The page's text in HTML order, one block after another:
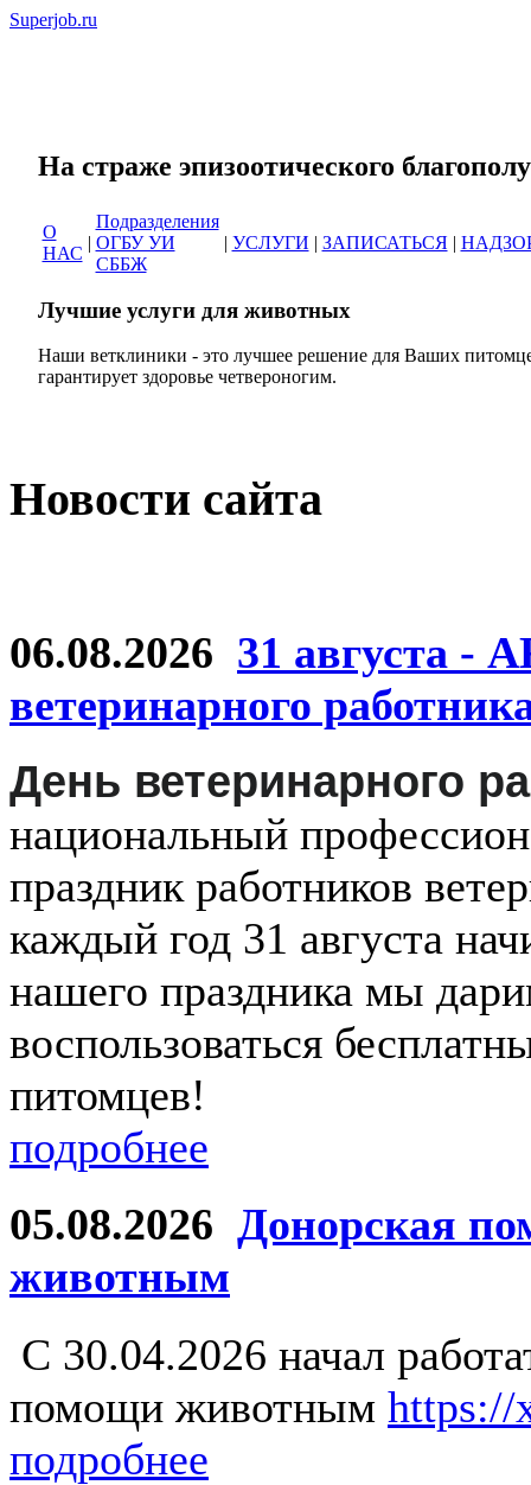
Superjob.ru
На страже
О
НАС
|
Подразделения
ОГБУ УИ
СББЖ
| УСЛУГИ | ЗАПИСАТЬСЯ |
Лучшие услуги для животных
Наши ветклиники - это лучшее решение для Ваших
гарантирует здоровье четвероногим.
Новости сайта
06.08.2026 31 августа -
ветеринарного
День ветеринарного
национальный
праздник работников
каждый год 31 августа
нашего праздника мы
воспользоваться
питомцев!
подробнее
05.08.2026 Донорская
животным
С 30.04.2026 начал
помощи животным https://
подробнее